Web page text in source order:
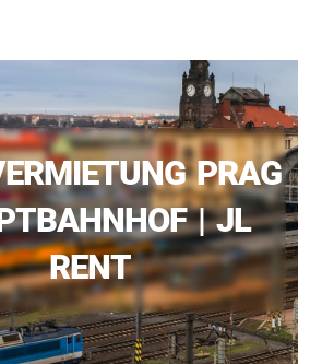
PRAG
| JL
RENT